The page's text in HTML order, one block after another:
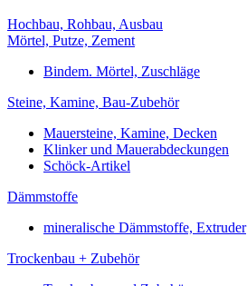
Hochbau, Rohbau, Ausbau
Mörtel, Putze, Zement
Bindem. Mörtel, Zuschläge
Steine, Kamine, Bau-Zubehör
Mauersteine, Kamine, Decken
Klinker und Mauerabdeckungen
Schöck-Artikel
Dämmstoffe
mineralische Dämmstoffe, Extruder
Trockenbau + Zubehör